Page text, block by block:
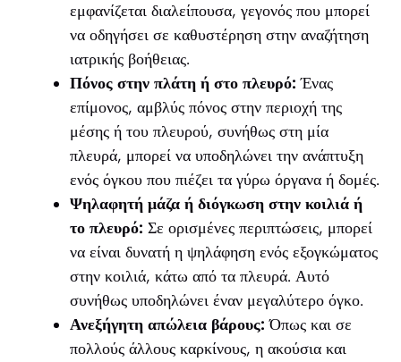
εμφανίζεται διαλείπουσα, γεγονός που μπορεί
να οδηγήσει σε καθυστέρηση στην αναζήτηση
ιατρικής βοήθειας.
Πόνος στην πλάτη ή στο πλευρό: Ένας
επίμονος, αμβλύς πόνος στην περιοχή της
μέσης ή του πλευρού, συνήθως στη μία
πλευρά, μπορεί να υποδηλώνει την ανάπτυξη
ενός όγκου που πιέζει τα γύρω όργανα ή δομές.
Ψηλαφητή μάζα ή διόγκωση στην κοιλιά ή
το πλευρό: Σε ορισμένες περιπτώσεις, μπορεί
να είναι δυνατή η ψηλάφηση ενός εξογκώματος
στην κοιλιά, κάτω από τα πλευρά. Αυτό
συνήθως υποδηλώνει έναν μεγαλύτερο όγκο.
Ανεξήγητη απώλεια βάρους: Όπως και σε
πολλούς άλλους καρκίνους, η ακούσια και